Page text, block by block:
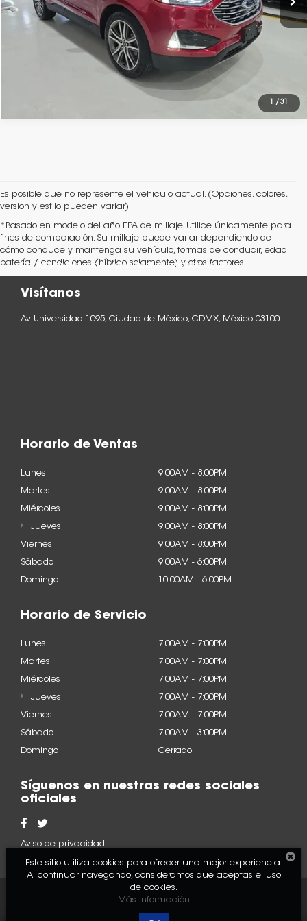
1 / 31
Obtén Financiamiento
Es posible que no represente el vehiculo actual. (Opciones, colores,
version y estilo pueden variar)
*Basado en modelo del año EPA de millaje. Utilice únicamente para
fines de comparación. Su millaje puede variar dependiendo de
cómo conduce y mantenga su vehículo, formas de conducir, edad
batería / condiciones (híbrido solamente) y otros factores.
Acura Universidad - Distribuidor Autorizado Acura
Visítanos
Av Universidad 1095, Ciudad de México, CDMX, México 03100
Horario de Ventas
Lunes
9:00AM - 8:00PM
Martes
9:00AM - 8:00PM
Miércoles
9:00AM - 8:00PM
Jueves
9:00AM - 8:00PM
Viernes
9:00AM - 8:00PM
Sábado
9:00AM - 6:00PM
Domingo
10:00AM - 6:00PM
Horario de Servicio
Lunes
7:00AM - 7:00PM
Martes
7:00AM - 7:00PM
Miércoles
7:00AM - 7:00PM
Jueves
7:00AM - 7:00PM
Viernes
7:00AM - 7:00PM
Sábado
7:00AM - 3:00PM
Domingo
Cerrado
Síguenos en nuestras redes sociales
oficiales
Aviso de privacidad
derechos reservados.
Desarrollado por
Este sitio utiliza cookies para ofrecer una mejor experiencia.
Al continuar navegando, consideramos que aceptas el uso
de cookies.
Más información